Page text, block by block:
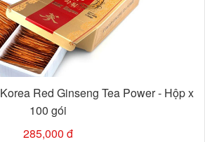
Red Ginseng Tea Power - Hộp x
100 gói
285,000 đ